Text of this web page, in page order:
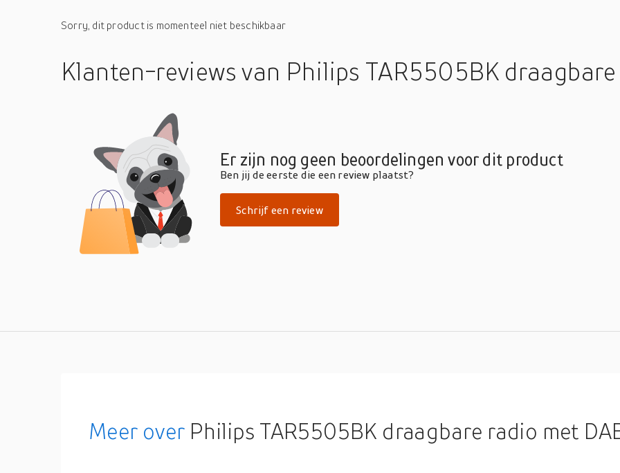
Sorry, dit product is momenteel niet beschikbaar
Klanten-reviewsvan Philips TAR5505BK
Er zijn nog geen beoordelingen voor dit product
Ben jij de eerste die een review plaatst?
Schrijf een review
Meer over Philips TAR5505BK draagbare radio met